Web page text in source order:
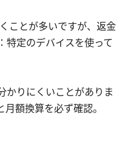
ことが多いですが、返金
特定のデバイスを使って
かりにくいことがありま
額換算を必ず確認。